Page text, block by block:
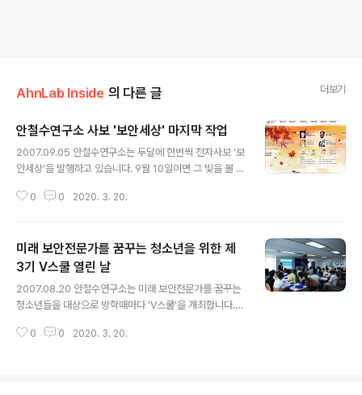
AhnLab Inside 의 다른 글 더보기
안철수연구소 사보 '보안세상' 마지막 작업
2007.09.05 안철수연구소는 두달에 한번씩 전자사보 '보
안세상'을 발행하고 있습니다. 9월 10일이면 그 빛을 볼 수
록 하겠습니다 ^^ 이번호에는 특히 우리 국민들의 영원한
0 0 2020. 3. 20.
미래 보안전문가를 꿈꾸는 청소년을 위한 제
3기 V스쿨 열린 날
2007.08.20 안철수연구소는 미래 보안전문가를 꿈꾸는
청소년들을 대상으로 방학때마다 'V스쿨'을 개최합니다.
이번 V스쿨에는 국내 유일의 고등학교에서 해킹보안학과
0 0 2020. 3. 20.